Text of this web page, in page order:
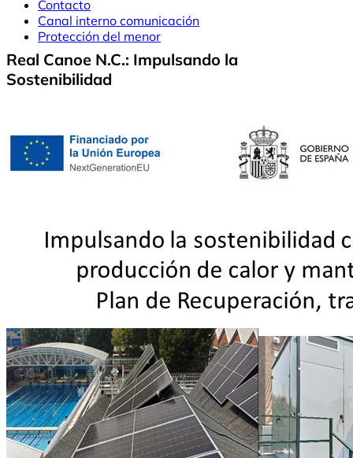
Contacto
Canal interno comunicación
Protección del menor
Real Canoe N.C.: Impulsando la
Sostenibilidad